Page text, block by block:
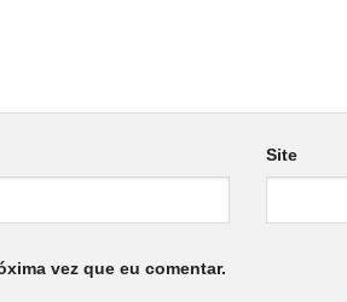
Site
vez que eu comentar.